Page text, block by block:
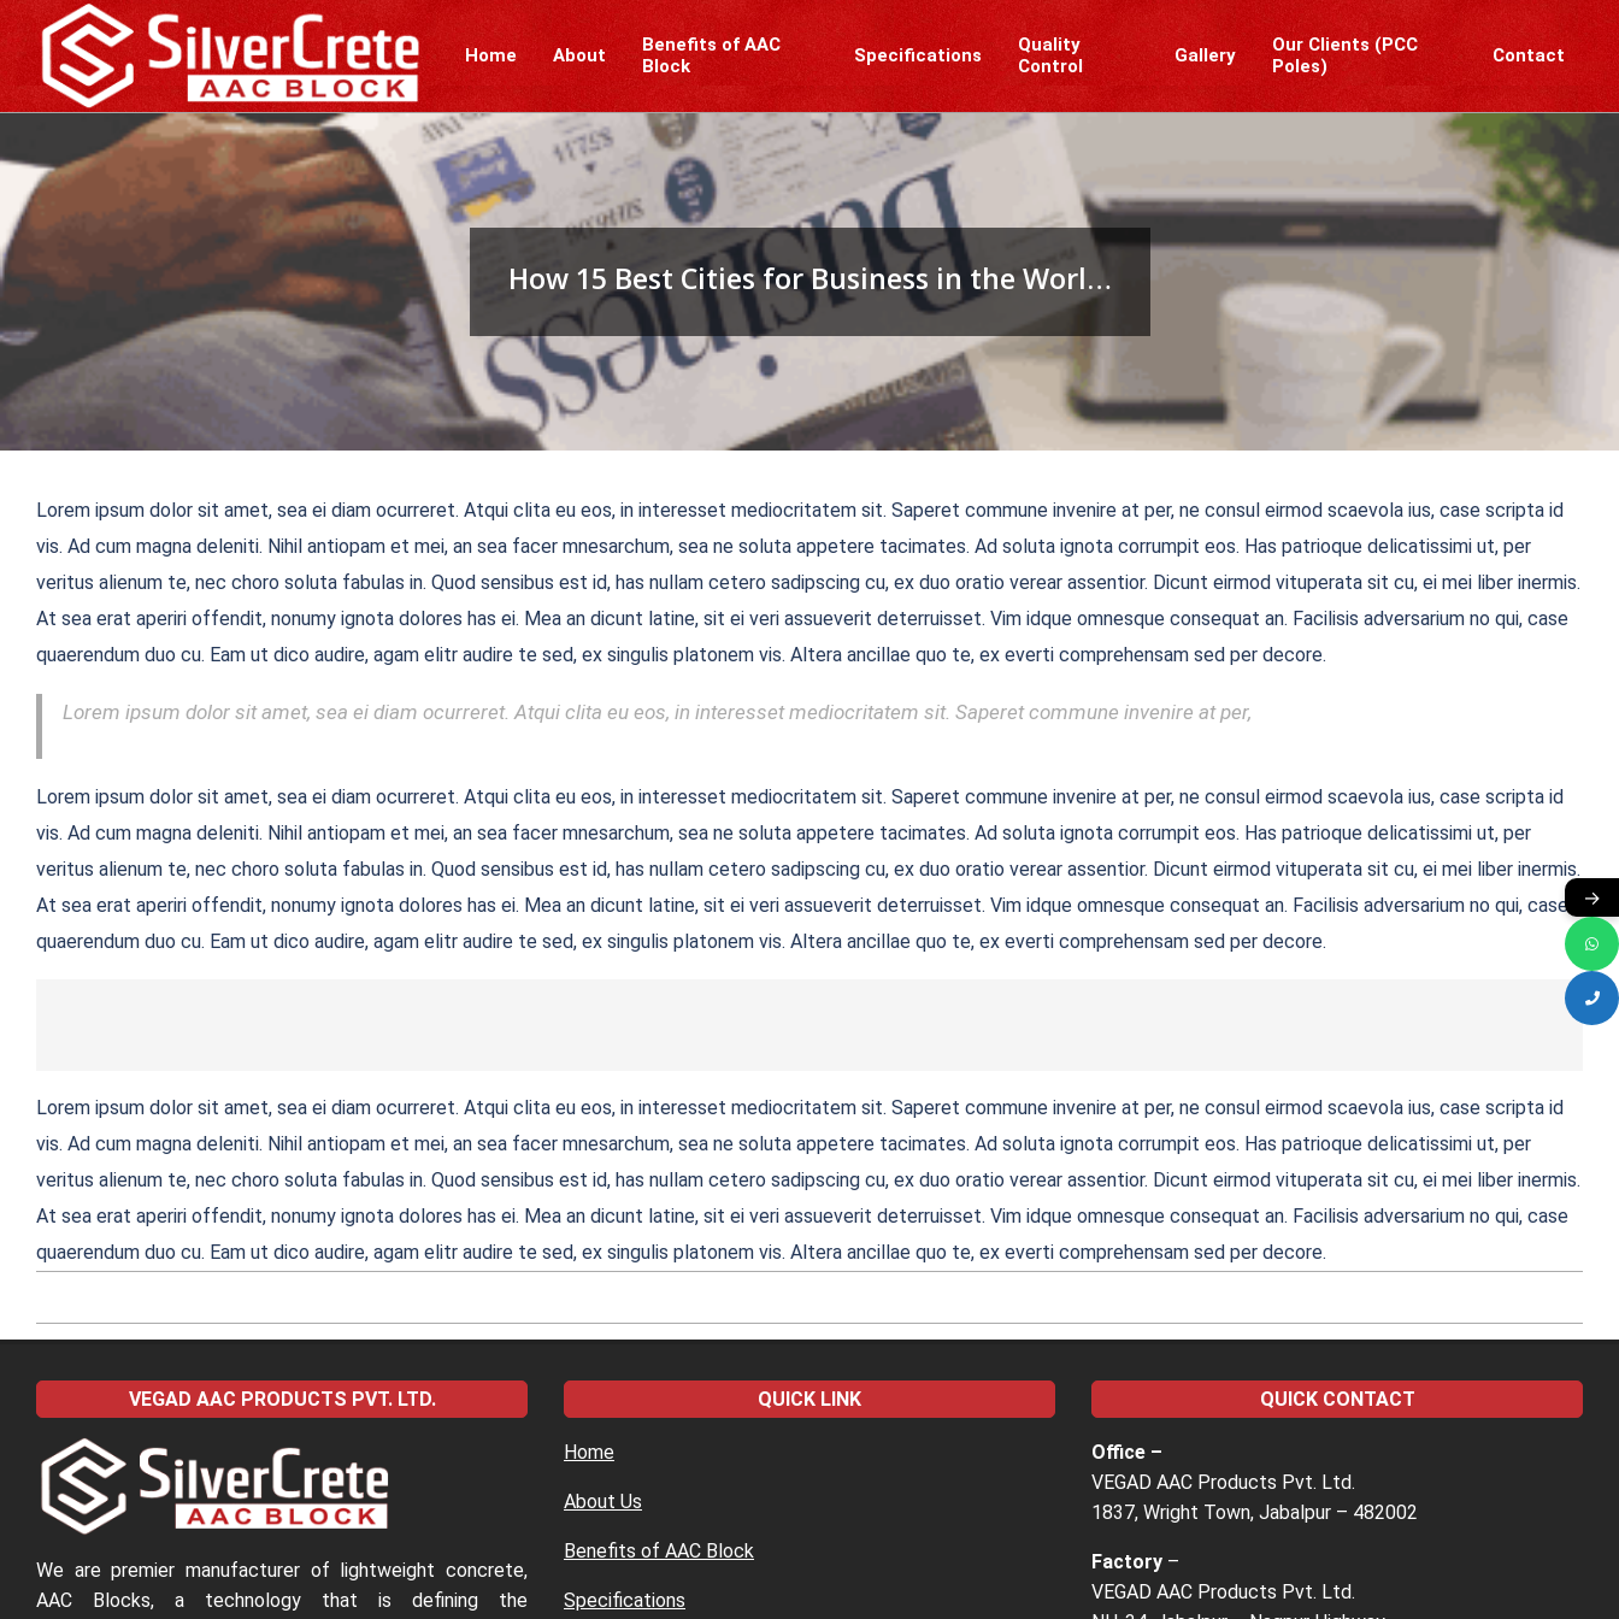
Skip
content
Home About
Benefits of AAC
Block
Specifications
Quality
Control
Gallery
Our Clients (PCC
Poles)
Contact
How 15 Best Cities for Business in the Worl…
Lorem ipsum dolor sit amet, sea ei diam ocurreret. Atqui clita eu eos, in interesset mediocritatem sit. Saperet commune invenire at per, ne consul eirmod scaevola ius, case scripta id
vis. Ad cum magna deleniti. Nihil antiopam et mei, an sea facer mnesarchum, sea ne soluta appetere tacimates. Ad soluta ignota corrumpit eos. Has patrioque delicatissimi ut, per
veritus alienum te, nec choro soluta fabulas in. Quod sensibus est id, has nullam cetero sadipscing cu, ex duo oratio verear assentior. Dicunt eirmod vituperata sit cu, ei mei liber inermis.
At sea erat aperiri offendit, nonumy ignota dolores has ei. Mea an dicunt latine, sit ei veri assueverit deterruisset. Vim idque omnesque consequat an. Facilisis adversarium no qui, case
quaerendum duo cu. Eam ut dico audire, agam elitr audire te sed, ex singulis platonem vis. Altera ancillae quo te, ex everti comprehensam sed per decore.
Lorem ipsum dolor sit amet, sea ei diam ocurreret. Atqui clita eu eos, in interesset mediocritatem sit. Saperet commune invenire at per,
Lorem ipsum dolor sit amet, sea ei diam ocurreret. Atqui clita eu eos, in interesset mediocritatem sit. Saperet commune invenire at per, ne consul eirmod scaevola ius, case scripta id
vis. Ad cum magna deleniti. Nihil antiopam et mei, an sea facer mnesarchum, sea ne soluta appetere tacimates. Ad soluta ignota corrumpit eos. Has patrioque delicatissimi ut, per
veritus alienum te, nec choro soluta fabulas in. Quod sensibus est id, has nullam cetero sadipscing cu, ex duo oratio verear assentior. Dicunt eirmod vituperata sit cu, ei mei liber inermis.
At sea erat aperiri offendit, nonumy ignota dolores has ei. Mea an dicunt latine, sit ei veri assueverit deterruisset. Vim idque omnesque consequat an. Facilisis adversarium no qui, case
quaerendum duo cu. Eam ut dico audire, agam elitr audire te sed, ex singulis platonem vis. Altera ancillae quo te, ex everti comprehensam sed per decore.
Lorem ipsum dolor sit amet, sea ei diam ocurreret. Atqui clita eu eos, in interesset mediocritatem sit. Saperet commune invenire at per, ne consul eirmod scaevola ius, case scripta id
vis. Ad cum magna deleniti. Nihil antiopam et mei, an sea facer mnesarchum, sea ne soluta appetere tacimates. Ad soluta ignota corrumpit eos. Has patrioque delicatissimi ut, per
veritus alienum te, nec choro soluta fabulas in. Quod sensibus est id, has nullam cetero sadipscing cu, ex duo oratio verear assentior. Dicunt eirmod vituperata sit cu, ei mei liber inermis.
At sea erat aperiri offendit, nonumy ignota dolores has ei. Mea an dicunt latine, sit ei veri assueverit deterruisset. Vim idque omnesque consequat an. Facilisis adversarium no qui, case
quaerendum duo cu. Eam ut dico audire, agam elitr audire te sed, ex singulis platonem vis. Altera ancillae quo te, ex everti comprehensam sed per decore.
2022-
04-
09
VEGAD AAC PRODUCTS PVT. LTD.
We are premier manufacturer of lightweight concrete,
AAC Blocks, a technology that is defining the
QUICK LINK
Home
About Us
Benefits of AAC Block
Specifications
QUICK CONTACT
Office –
VEGAD AAC Products Pvt. Ltd.
1837, Wright Town, Jabalpur – 482002
Factory –
VEGAD AAC Products Pvt. Ltd.
→